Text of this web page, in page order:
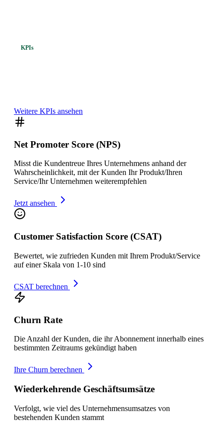
KPIs
Weitere KPIs ansehen
Net Promoter Score (NPS)
Misst die Kundentreue Ihres Unternehmens anhand der
Wahrscheinlichkeit, mit der Kunden Ihr Produkt/Ihren
Service/Ihr Unternehmen weiterempfehlen
Jetzt ansehen
Customer Satisfaction Score (CSAT)
Bewertet, wie zufrieden Kunden mit Ihrem Produkt/Service
auf einer Skala von 1-10 sind
CSAT berechnen
Churn Rate
Die Anzahl der Kunden, die ihr Abonnement innerhalb eines
bestimmten Zeitraums gekündigt haben
Ihre Churn berechnen
Wiederkehrende Geschäftsumsätze
Verfolgt, wie viel des Unternehmensumsatzes von
bestehenden Kunden stammt